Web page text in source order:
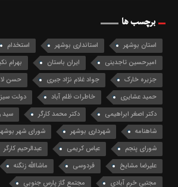
برچسب ها
استان بوشهر استانداری بوشهر
استخدام
امیرحسین تاجدینی
ایران باستان بهرام
جزیره خارک
جواد غلام نژاد جبری
حسن
حمید عشایری
خاطرات ظلم آباد
دولت
دکتر اصغر ابراهیمی
دکتر محمد کارگر
سید
شاهنامه
شهرداری بوشهر
شورای شهر
شورای پنجم
عباس کریمی عبدالرحیم کارگر
علیرضا مشایخ
فردوسی
ماشاالله زنگنه
مجتبی خرم آبادی
مجتمع گاز پارس جنوبی